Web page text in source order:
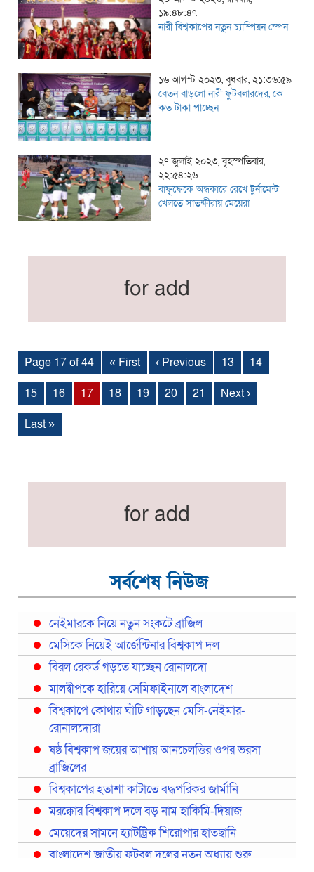
১৯:৪৮:৪৭
নারী বিশ্বকাপের নতুন চ্যাম্পিয়ন স্পেন
১৬ আগস্ট ২০২৩, বুধবার, ২১:৩৬:৫৯
বেতন বাড়লো নারী ফুটবলারদের, কে
কত টাকা পাচ্ছেন
২৭ জুলাই ২০২৩, বৃহস্পতিবার,
২২:৫৪:২৬
বাফুফেকে অন্ধকারে রেখে টুর্নামেন্ট
খেলতে সাতক্ষীরায় মেয়েরা
for add
Page 17 of 44 « First ‹ Previous 13
14
15
16 17 18 19 20 21
Next ›
Last »
for add
সর্বশেষ নিউজ
নেইমারকে নিয়ে নতুন সংকটে ব্রাজিল
মেসিকে নিয়েই আর্জেন্টিনার বিশ্বকাপ দল
বিরল রেকর্ড গড়তে যাচ্ছেন রোনালদো
মালদ্বীপকে হারিয়ে সেমিফাইনালে বাংলাদেশ
বিশ্বকাপে কোথায় ঘাঁটি গাড়ছেন মেসি-নেইমার-
রোনালদোরা
ষষ্ঠ বিশ্বকাপ জয়ের আশায় আনচেলত্তির ওপর ভরসা
ব্রাজিলের
বিশ্বকাপের হতাশা কাটাতে বদ্ধপরিকর জার্মানি
মরক্কোর বিশ্বকাপ দলে বড় নাম হাকিমি-দিয়াজ
মেয়েদের সামনে হ্যাটট্রিক শিরোপার হাতছানি
বাংলাদেশ জাতীয় ফুটবল দলের নতুন অধ্যায় শুরু